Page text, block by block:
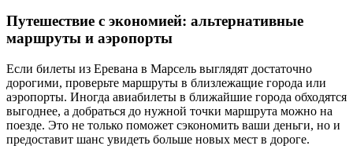
Путешествие с экономией: альтернативные
маршруты и аэропорты
Если билеты из Еревана в Марсель выглядят достаточно
дорогими, проверьте маршруты в близлежащие города или
аэропорты. Иногда авиабилеты в ближайшие города обходятся
выгоднее, а добраться до нужной точки маршрута можно на
поезде. Это не только поможет сэкономить ваши деньги, но и
предоставит шанс увидеть больше новых мест в дороге.